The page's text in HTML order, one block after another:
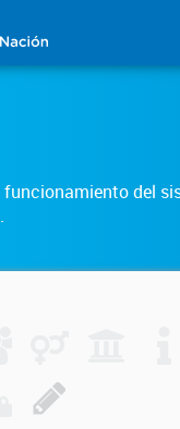
funcionamiento del